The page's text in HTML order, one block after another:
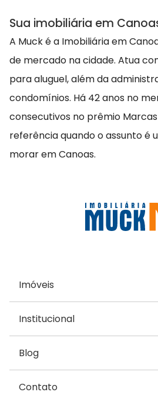
Sua imobiliária em
A Muck é a Imobiliária em
de mercado na cidade. Atua
para aluguel, além da
condomínios. Há 42 anos no
consecutivos no prêmio
referência quando o assunto é
morar em Canoas.
Imóveis
Institucional
Blog
Contato